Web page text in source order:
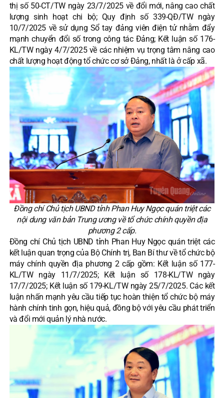
thị số 50-CT/TW ngày 23/7/2025 về đổi mới, nâng cao chất
lượng sinh hoạt chi bộ; Quy định số 339-QĐ/TW ngày
10/7/2025 về sử dụng Sổ tay đảng viên điện tử nhằm đẩy
mạnh chuyển đổi số trong công tác Đảng; Kết luận số 176-
KL/TW ngày 4/7/2025 về các nhiệm vụ trọng tâm nâng cao
chất lượng hoạt động tổ chức cơ sở Đảng, nhất là ở cấp xã.
Đồng chí Chủ tịch UBND tỉnh Phan Huy Ngọc quán triệt các
nội dung văn bản Trung ương về tổ chức chính quyền địa
phương 2 cấp.
Đồng chí Chủ tịch UBND tỉnh Phan Huy Ngọc quán triệt các
kết luận quan trọng của Bộ Chính trị, Ban Bí thư về tổ chức bộ
máy chính quyền địa phương 2 cấp gồm: Kết luận số 177-
KL/TW ngày 11/7/2025; Kết luận số 178-KL/TW ngày
17/7/2025; Kết luận số 179-KL/TW ngày 25/7/2025. Các kết
luận nhấn mạnh yêu cầu tiếp tục hoàn thiện tổ chức bộ máy
hành chính tinh gọn, hiệu quả, đồng bộ với yêu cầu phát triển
và đổi mới quản lý nhà nước.